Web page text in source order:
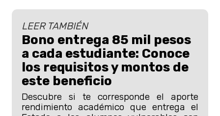
LEER TAMBIÉN
Bono entrega 85 mil pesos
a cada estudiante: Conoce
los requisitos y montos de
este beneficio
Descubre si te corresponde el aporte
rendimiento académico que entrega el